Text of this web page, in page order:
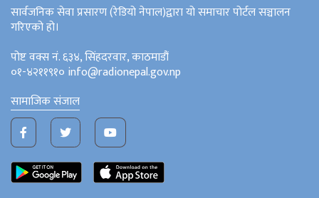
सार्वजनिक सेवा प्रसारण (रेडियो नेपाल)द्वारा यो समाचार पोर्टल सञ्चालन
गरिएको हो।
पोष्ट वक्स नं. ६३४, सिंहदरवार, काठमाडौं
०१-४२११९१० info@radionepal.gov.np
सामाजिक संजाल